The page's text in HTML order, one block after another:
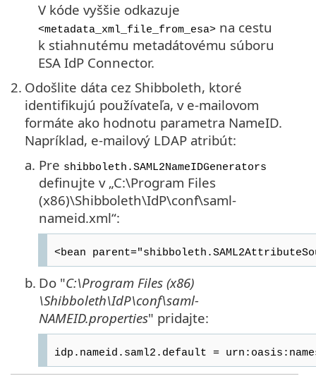
V kóde vyššie odkazuje
<metadata_xml_file_from_esa> na cestu
k stiahnutému metadátovému súboru
ESA IdP Connector.
2. Odošlite dáta cez Shibboleth, ktoré
identifikujú používateľa, v e-mailovom
formáte ako hodnotu parametra NameID.
Napríklad, e-mailový LDAP atribút:
a. Pre shibboleth.SAML2NameIDGenerators
definujte v „C:\Program Files
(x86)\Shibboleth\IdP\conf\saml-
nameid.xml“:
<bean
b. Do "C:\Program Files (x86)
\Shibboleth\IdP\conf\saml-
NAMEID.properties" pridajte:
idp.nameid.saml2.default =